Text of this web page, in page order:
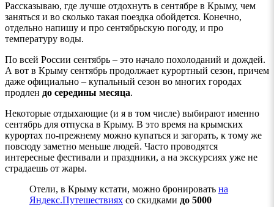
Рассказываю, где лучше отдохнуть в сентябре в Крыму, чем
заняться и во сколько такая поездка обойдется. Конечно,
отдельно напишу и про сентябрьскую погоду, и про
температуру воды.
По всей России сентябрь – это начало похолоданий и дождей.
А вот в Крыму сентябрь продолжает курортный сезон, причем
даже официально – купальный сезон во многих городах
продлен до середины месяца.
Некоторые отдыхающие (и я в том числе) выбирают именно
сентябрь для отпуска в Крыму. В это время на крымских
курортах по-прежнему можно купаться и загорать, к тому же
повсюду заметно меньше людей. Часто проводятся
интересные фестивали и праздники, а на экскурсиях уже не
страдаешь от жары.
Отели, в Крыму кстати, можно бронировать на
Яндекс.Путешествиях со скидками до 5000